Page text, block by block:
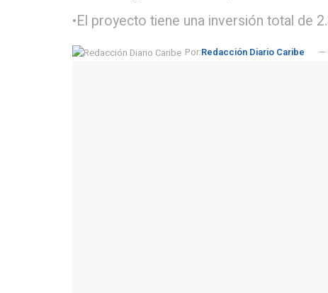
•El proyecto tiene una inversión total de
Por:Redacción Diario Caribe